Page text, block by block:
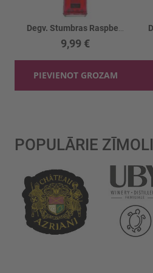
9,99 €
PIEVIENOT GROZAM
POPULĀRIE ZĪMOLI